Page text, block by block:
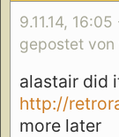
9.11.14, 16:05
gepostet
alastair did
http://
more later